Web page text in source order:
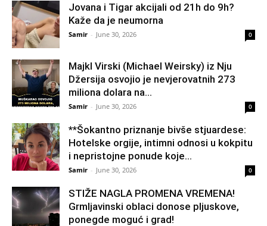
Jovana i Tigar akcijali od 21h do 9h?
Kaže da je neumorna
Samir - June 30, 2026 0
Majkl Virski (Michael Weirsky) iz Nju
Džersija osvojio je nevjerovatnih 273
miliona dolara na...
Samir - June 30, 2026 0
**Šokantno priznanje bivše stjuardese:
Hotelske orgije, intimni odnosi u kokpitu
i nepristojne ponude koje...
Samir - June 30, 2026 0
STIŽE NAGLA PROMENA VREMENA!
Grmljavinski oblaci donose pljuskove,
ponegde moguć i grad!